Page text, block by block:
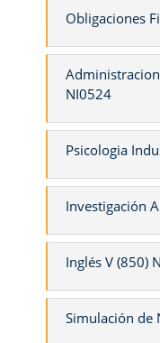
Obligaciones
NI0524
Psicologia
Investigación
Inglés V (850)
Simulación de